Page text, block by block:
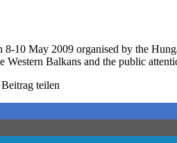
8-10 May 2009 organised by the
Balkans and the public
teilen